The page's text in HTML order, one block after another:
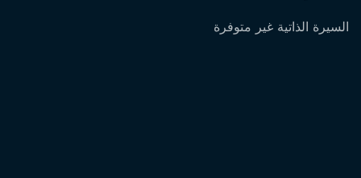
السيرة الذاتية غير متوفرة